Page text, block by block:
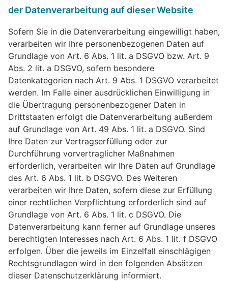
der Datenverarbeitung auf dieser Website
Sofern Sie in die Datenverarbeitung eingewilligt haben,
verarbeiten wir Ihre personenbezogenen Daten auf
Grundlage von Art. 6 Abs. 1 lit. a DSGVO bzw. Art. 9
Abs. 2 lit. a DSGVO, sofern besondere
Datenkategorien nach Art. 9 Abs. 1 DSGVO verarbeitet
werden. Im Falle einer ausdrücklichen Einwilligung in
die Übertragung personenbezogener Daten in
Drittstaaten erfolgt die Datenverarbeitung außerdem
auf Grundlage von Art. 49 Abs. 1 lit. a DSGVO. Sind
Ihre Daten zur Vertragserfüllung oder zur
Durchführung vorvertraglicher Maßnahmen
erforderlich, verarbeiten wir Ihre Daten auf Grundlage
des Art. 6 Abs. 1 lit. b DSGVO. Des Weiteren
verarbeiten wir Ihre Daten, sofern diese zur Erfüllung
einer rechtlichen Verpflichtung erforderlich sind auf
Grundlage von Art. 6 Abs. 1 lit. c DSGVO. Die
Datenverarbeitung kann ferner auf Grundlage unseres
berechtigten Interesses nach Art. 6 Abs. 1 lit. f DSGVO
erfolgen. Über die jeweils im Einzelfall einschlägigen
Rechtsgrundlagen wird in den folgenden Absätzen
dieser Datenschutzerklärung informiert.